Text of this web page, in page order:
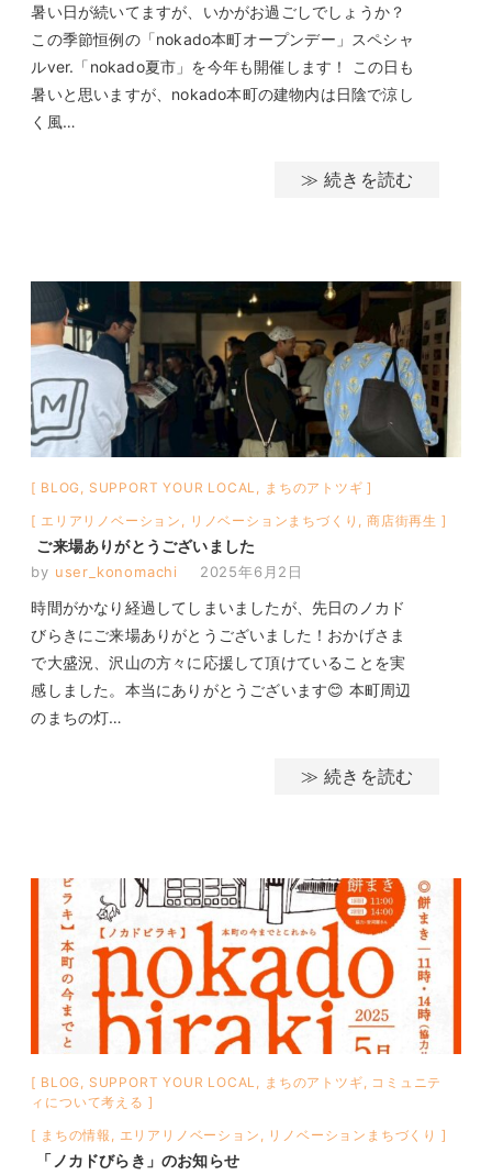
暑い日が続いてますが、いかがお過ごしでしょうか？
この季節恒例の「nokado本町オープンデー」スペシャ
ルver.「nokado夏市」を今年も開催します！ この日も
暑いと思いますが、nokado本町の建物内は日陰で涼し
く風…
≫ 続きを読む
BLOG , SUPPORT YOUR LOCAL , まちのアトツギ
エリアリノベーション , リノベーションまちづくり , 商店街再生
ご来場ありがとうございました
by user_konomachi 2025年6月2日
時間がかなり経過してしまいましたが、先日のノカド
びらきにご来場ありがとうございました！おかげさま
で大盛況、沢山の方々に応援して頂けていることを実
感しました。本当にありがとうございます😊 本町周辺
のまちの灯…
≫ 続きを読む
BLOG SUPPORT YOUR LOCAL まちのアトツギ
コミュニテ
ィについて考える
まちの情報
エリアリノベーション リノベーションまちづくり
「ノカドびらき」のお知らせ